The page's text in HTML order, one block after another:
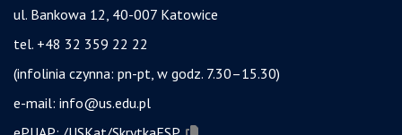
ul. Bankowa 12, 40-007 Katowice
tel. +48 32 359 22 22
(infolinia czynna: pn-pt, w godz. 7.30–15.30)
e-mail: info@us.edu.pl